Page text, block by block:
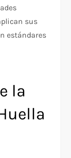
sus
estándares
la